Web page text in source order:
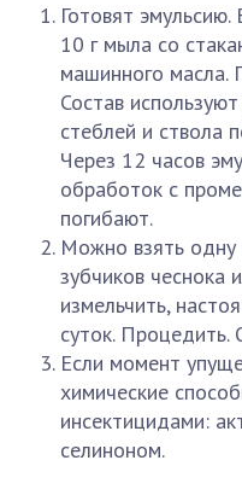
Готовят
10 г мыла со
машинного масла.
Состав
стеблей и ствола
Через 12 часов
обработок с
погибают.
Можно взять одну
зубчиков чеснока
измельчить,
суток. Процедить.
Если момент
химические
инсектицидами:
селиноном.